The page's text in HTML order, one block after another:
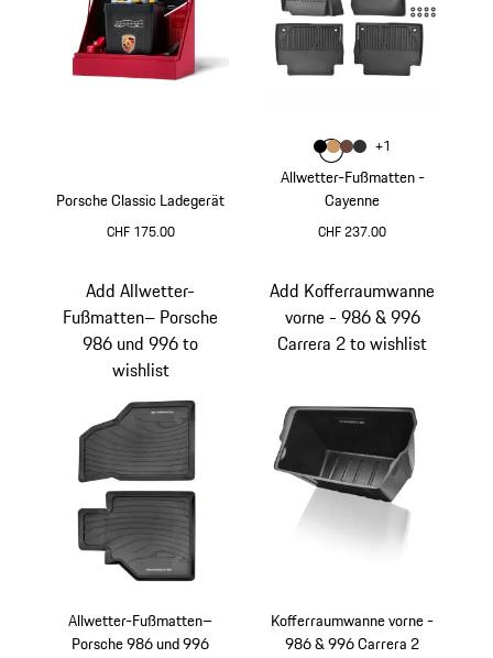
Porsche Classic Ladegerät
CHF 175.00
Allwetter-Fußmatten -
Cayenne
CHF 237.00
Farbe
Farbeschwarz
Farbe luxorbeige
Farbetrüffelbraun
Farbe
+1
Allwetter-Fußmatten–
Porsche 986 und 996
Add Allwetter-
Fußmatten– Porsche
986 und 996 to
wishlist
Kofferraumwanne vorne -
986 & 996 Carrera 2
Add Kofferraumwanne
vorne - 986 & 996
Carrera 2 to wishlist